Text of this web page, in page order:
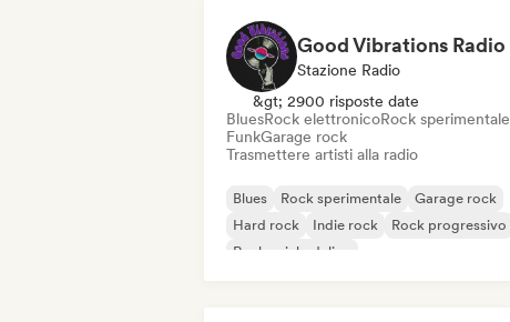
Good Vibrations Radio
Stazione Radio
&gt; 2900 risposte date
BluesRock elettronicoRock sperimentale
FunkGarage rock
Trasmettere artisti alla radio
Blues Rock sperimentale
Garage rock
Hard rock
Indie rock
Rock progressivo
Rock psichedelico